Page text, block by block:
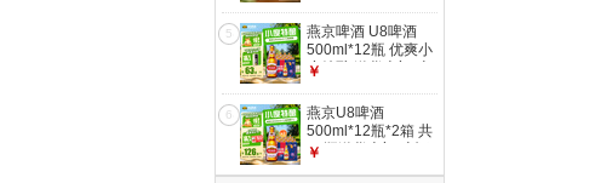
5
燕京啤酒 U8啤酒
500ml*12瓶 优爽小
度特酿 送货上门 啤
￥
6
燕京U8啤酒
500ml*12瓶*2箱 共
24瓶送货上门 啤酒
￥